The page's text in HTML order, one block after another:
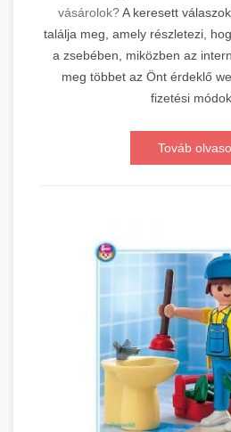
vásárolok?A keresett
találja meg, amely részletezi,
a zsebében, miközben az
meg többet az Önt érdeklő
fizetési
Továb